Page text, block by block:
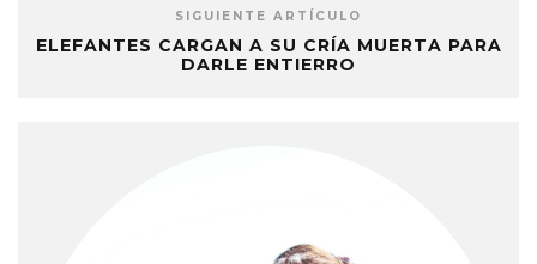
SIGUIENTE ARTÍCULO
ELEFANTES CARGAN A SU CRÍA MUERTA PARA
DARLE ENTIERRO